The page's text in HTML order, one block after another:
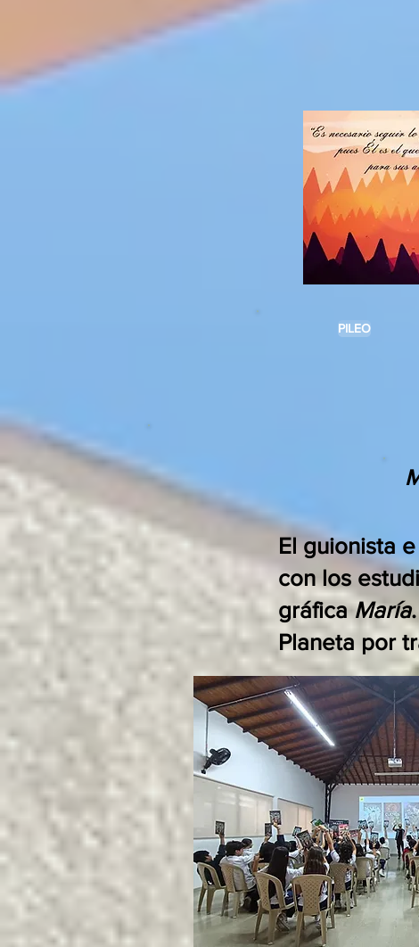
PILEO
El guionista
con los
gráficaMaría
Planeta por